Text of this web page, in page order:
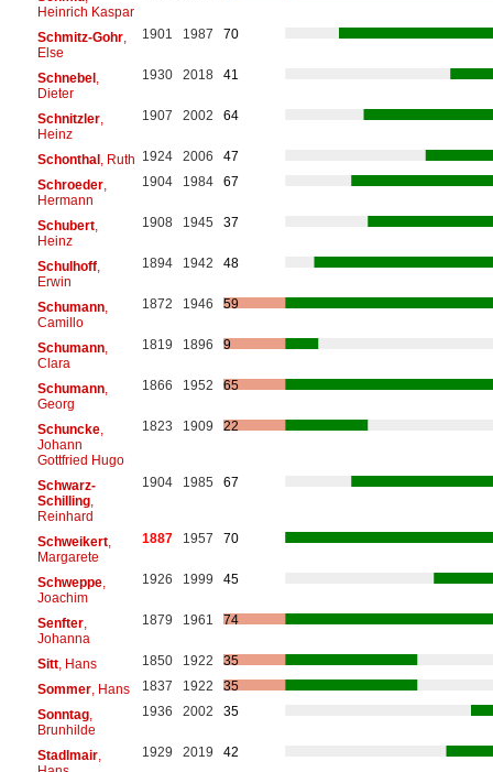
Heinrich Kaspar
Schmitz-Gohr,
Else
1901 1987 70
Schnebel,
Dieter
1930 2018 41
Schnitzler,
Heinz
1907 2002 64
Schonthal, Ruth 1924 2006
47
Schroeder,
Hermann
1904 1984 67
Schubert,
Heinz
1908 1945 37
Schulhoff,
Erwin
1894 1942 48
Schumann,
Camillo
1872 1946 59
Schumann,
Clara
1819 1896 9
Schumann,
Georg
1866 1952 65
Schuncke,
Johann
Gottfried Hugo
1823 1909 22
Schwarz-
Schilling,
Reinhard
1904 1985 67
Schweikert,
Margarete
1887 1957 70
Schweppe,
Joachim
1926 1999 45
Senfter,
Johanna
1879 1961 74
Sitt, Hans 1850 1922
35
Sommer, Hans 1837 1922
35
Sonntag,
Brunhilde
1936 2002 35
Stadlmair,
1929 2019 42